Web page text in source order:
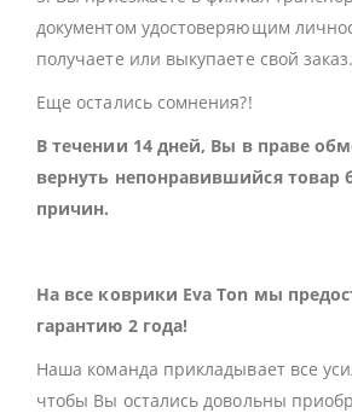
документом удостоверяющим
получаете или выкупаете свой заказ.
Еще остались сомнения?!
В течении 14 дней, Вы в праве
вернуть непонравившийся товар
причин.
На все коврики Eva Ton мы
гарантию 2 года!
Наша команда прикладывает все
чтобы Вы остались довольны